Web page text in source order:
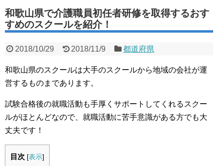
和歌山県で介護職員初任者研修を取得するおす
すめのスクールを紹介！
2018/10/29 2018/11/9 都道府県
和歌山県のスクールは大手のスクールから地域の会社が運
営するものまであります。
試験合格後の就職活動も手厚くサポートしてくれるスクー
ルがほとんどなので、就職活動に苦手意識がある方でも大
丈夫です！
目次 [表示]